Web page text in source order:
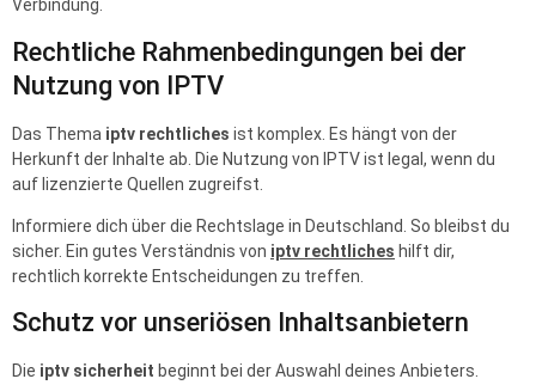
Verbindung.
Rechtliche Rahmenbedingungen bei der
Nutzung von IPTV
Das Thema iptv rechtliches ist komplex. Es hängt von der
Herkunft der Inhalte ab. Die Nutzung von IPTV ist legal, wenn du
auf lizenzierte Quellen zugreifst.
Informiere dich über die Rechtslage in Deutschland. So bleibst du
sicher. Ein gutes Verständnis von iptv rechtliches hilft dir,
rechtlich korrekte Entscheidungen zu treffen.
Schutz vor unseriösen Inhaltsanbietern
Die iptv sicherheit beginnt bei der Auswahl deines Anbieters.